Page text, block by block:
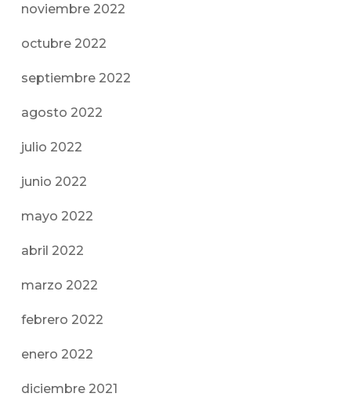
noviembre 2022
octubre 2022
septiembre 2022
agosto 2022
julio 2022
junio 2022
mayo 2022
abril 2022
marzo 2022
febrero 2022
enero 2022
diciembre 2021